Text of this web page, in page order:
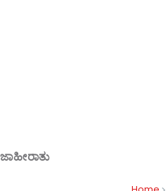
ಜಾಹೀರಾತು